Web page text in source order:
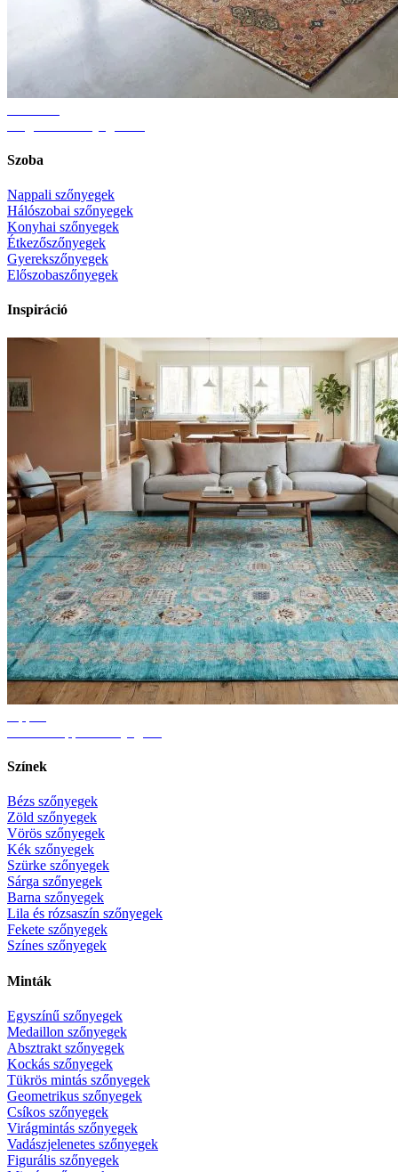
Szoba
Nappali szőnyegek
Hálószobai szőnyegek
Konyhai szőnyegek
Étkezőszőnyegek
Gyerekszőnyegek
Előszobaszőnyegek
Inspiráció
Színek
Bézs szőnyegek
Zöld szőnyegek
Vörös szőnyegek
Kék szőnyegek
Szürke szőnyegek
Sárga szőnyegek
Barna szőnyegek
Lila és rózsaszín szőnyegek
Fekete szőnyegek
Színes szőnyegek
Minták
Egyszínű szőnyegek
Medaillon szőnyegek
Absztrakt szőnyegek
Kockás szőnyegek
Tükrös mintás szőnyegek
Geometrikus szőnyegek
Csíkos szőnyegek
Virágmintás szőnyegek
Vadászjelenetes szőnyegek
Figurális szőnyegek